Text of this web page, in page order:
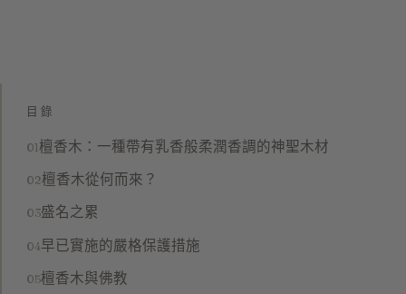
目錄
檀香木：一種帶有乳香般柔潤香調的神聖木材
檀香木從何而來？
盛名之累
早已實施的嚴格保護措施
檀香木與佛教